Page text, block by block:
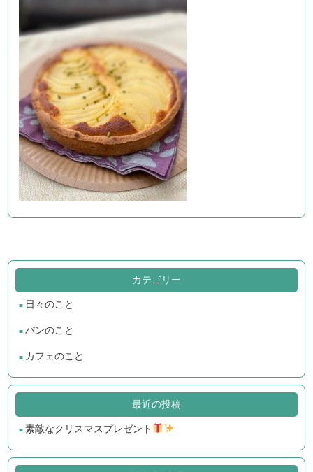
カテゴリー
日々のこと
パンのこと
カフェのこと
最近の投稿
素敵なクリスマスプレゼント